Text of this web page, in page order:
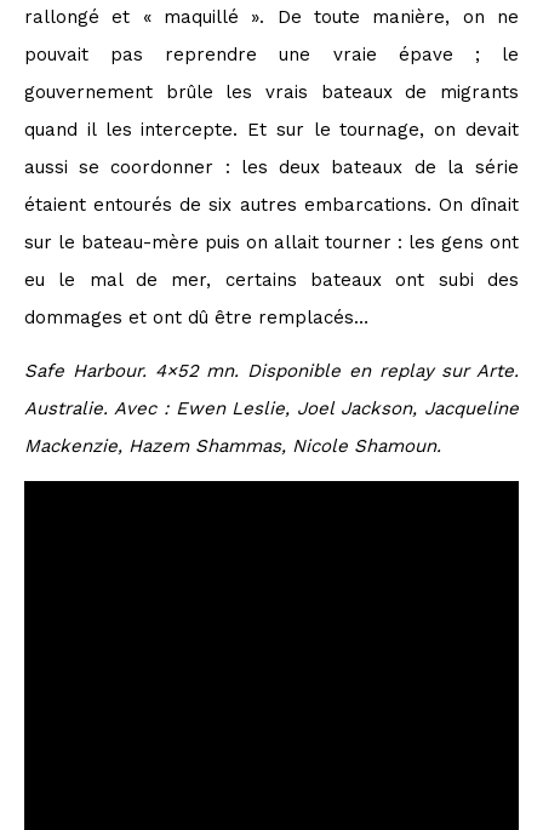
rallongé et « maquillé ». De toute manière, on ne
pouvait pas reprendre une vraie épave ; le
gouvernement brûle les vrais bateaux de migrants
quand il les intercepte. Et sur le tournage, on devait
aussi se coordonner : les deux bateaux de la série
étaient entourés de six autres embarcations. On dînait
sur le bateau-mère puis on allait tourner : les gens ont
eu le mal de mer, certains bateaux ont subi des
dommages et ont dû être remplacés…
Safe Harbour. 4×52 mn. Disponible en replay sur Arte.
Australie. Avec : Ewen Leslie, Joel Jackson, Jacqueline
Mackenzie, Hazem Shammas, Nicole Shamoun.